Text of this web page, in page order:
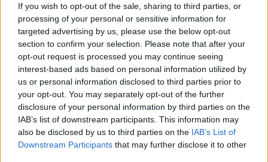
If you wish to opt-out of the sale, sharing to third parties, or
processing of your personal or sensitive information for
targeted advertising by us, please use the below opt-out
section to confirm your selection. Please note that after your
opt-out request is processed you may continue seeing
interest-based ads based on personal information utilized by
us or personal information disclosed to third parties prior to
your opt-out. You may separately opt-out of the further
disclosure of your personal information by third parties on the
IAB’s list of downstream participants. This information may
also be disclosed by us to third parties on the IAB’s List of
Downstream Participants that may further disclose it to other
Minden, nagy visszhangot kiváltó közlekedési
tragédia után szinte kötelező jelleggel kell megírni,
hogy hazánkban rettenetes a morál, az utolsó
milliméternyi utat is szét kellene kamerázni, traffit
minden ajtó elé, drákói szigor, büntetés, és a
szokásos lózungok özönlik el a megfelelő
helyeket.Nem,…